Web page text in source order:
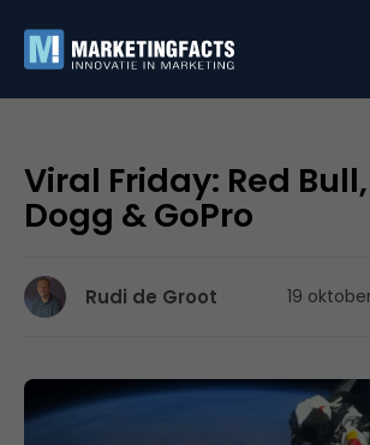
Viral Friday: Red
Dogg & GoPro
Rudi de Groot 19